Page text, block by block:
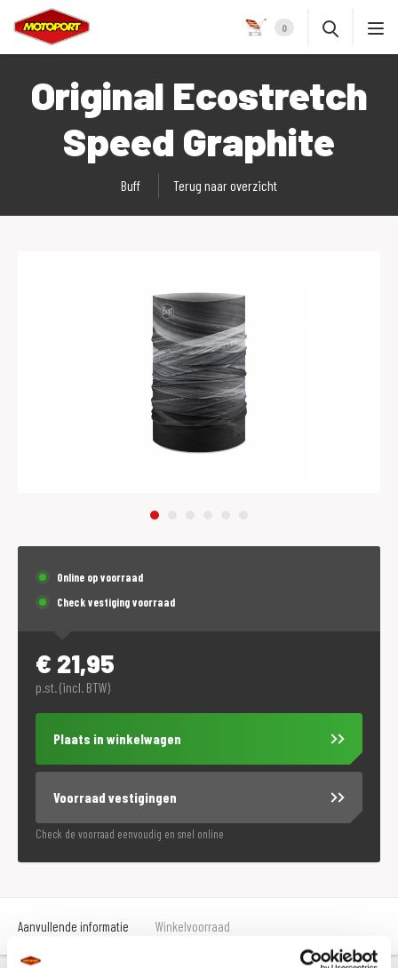
0
Original Ecostretch
Speed Graphite
Buff Terug naar overzicht
Online op voorraad
Check vestiging voorraad
€ 21,95
p.st. (incl. BTW)
Plaats in winkelwagen
Voorraad vestigingen
Check de voorraad eenvoudig en snel online
Aanvullende informatie Winkelvoorraad